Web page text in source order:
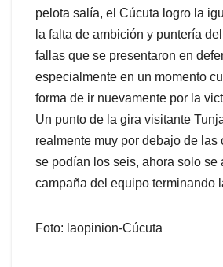
pelota salía, el Cúcuta logro la
la falta de ambición y puntería
fallas que se presentaron en
especialmente en un momento
forma de ir nuevamente por la
Un punto de la gira visitante
realmente muy por debajo de las
se podían los seis, ahora solo se
campaña del equipo terminando
Foto: laopinion-Cúcuta